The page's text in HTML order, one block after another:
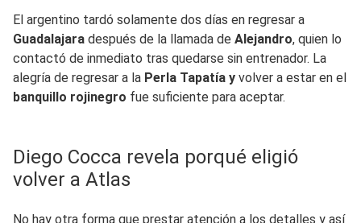
El argentino tardó solamente dos días en regresar a
Guadalajara después de la llamada de Alejandro, quien lo
contactó de inmediato tras quedarse sin entrenador. La
alegría de regresar a la Perla Tapatía y volver a estar en el
banquillo rojinegro fue suficiente para aceptar.
Diego Cocca revela porqué eligió
volver a Atlas
No hay otra forma que prestar atención a los detalles y así